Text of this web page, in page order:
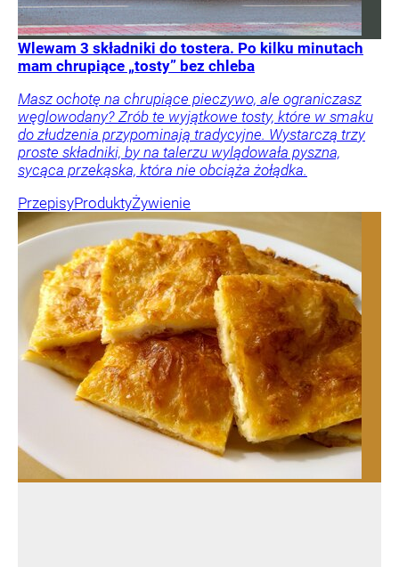
Wlewam 3 składniki do tostera. Po kilku minutach
mam chrupiące „tosty” bez chleba
Masz ochotę na chrupiące pieczywo, ale ograniczasz
węglowodany? Zrób te wyjątkowe tosty, które w smaku
do złudzenia przypominają tradycyjne. Wystarczą trzy
proste składniki, by na talerzu wylądowała pyszna,
sycąca przekąska, która nie obciąża żołądka.
PrzepisyProduktyŻywienie